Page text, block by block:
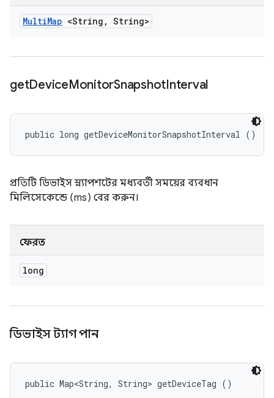
MultiMap <String , String>
getDeviceMonitorSnapshotInterval
public long getDeviceMonitorSnapshotInterval ()
প্রতিটি ডিভাইস স্ন্যাপশটের মধ্যবর্তী সময়ের ব্যবধান
মিলিসেকেন্ডে (ms) বের করুন।
ফেরত
long
ডিভাইস ট্যাগ পান
public Map<String, String> getDeviceTag ()